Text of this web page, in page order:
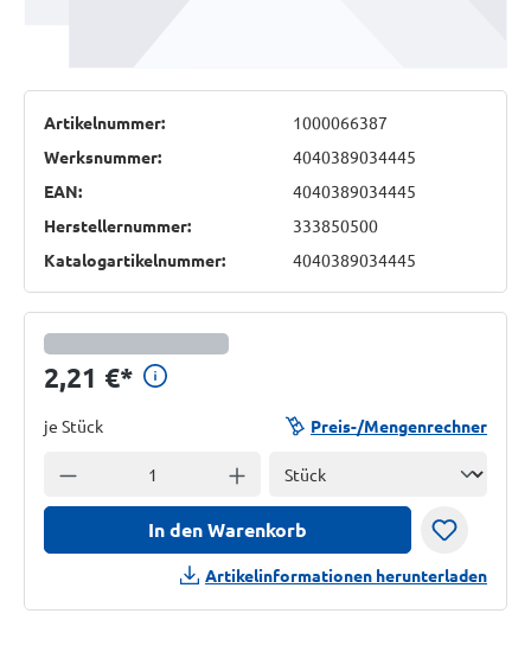
Artikelnummer:
1000066387
Werksnummer:
4040389034445
EAN:
4040389034445
Herstellernummer:
333850500
Katalogartikelnummer:
4040389034445
2,21 €* Preisinformationen anzeigen
je Stück Preis-/Mengenrechner
Anzahl verringern Anzahl erhöhen
In den Warenkorb
Artikelinformationen herunterladen